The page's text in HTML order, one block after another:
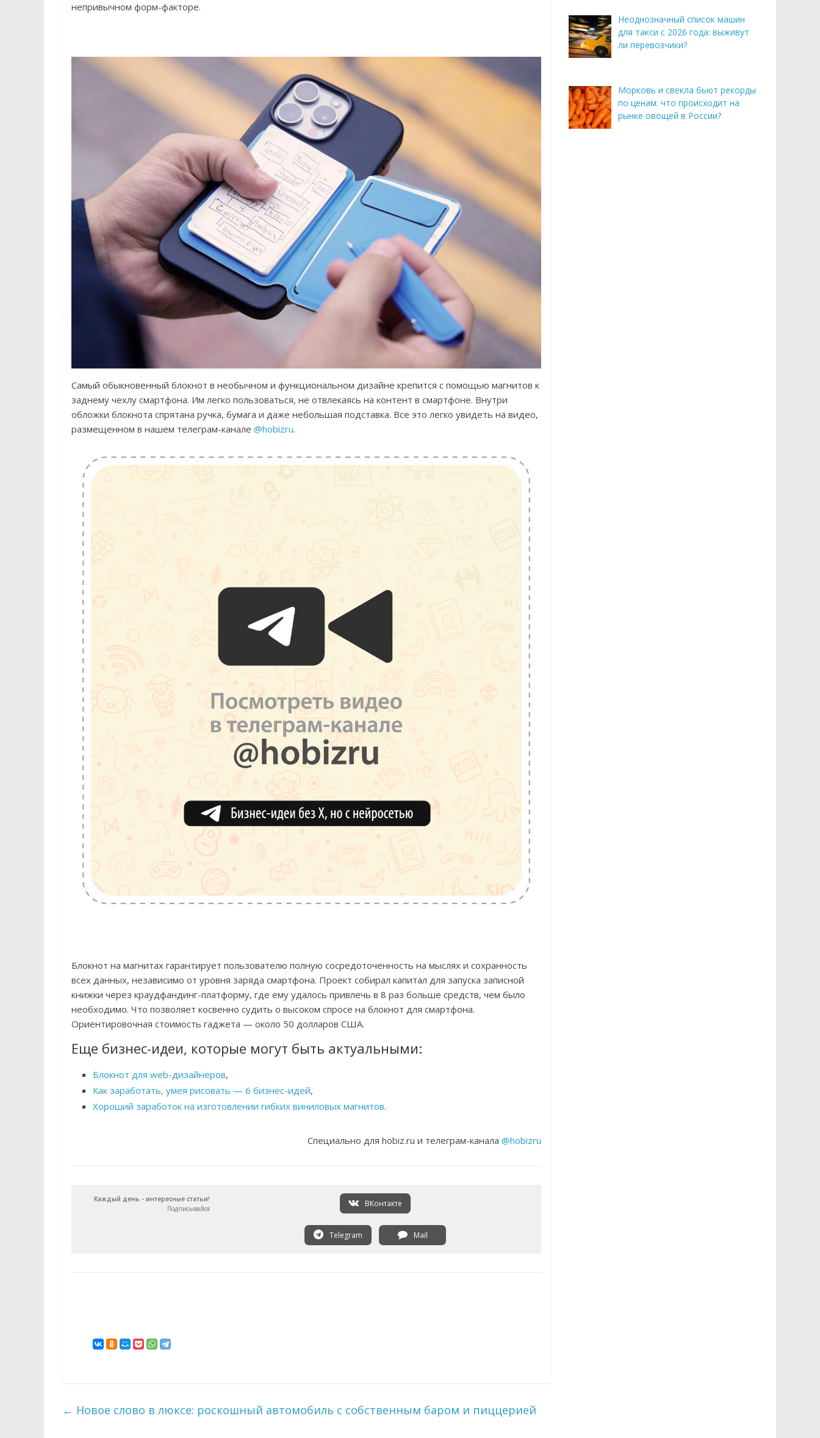
непривычном форм-факторе.
Самый обыкновенный блокнот в необычном и функциональном дизайне крепится с помощью магнитов к
заднему чехлу смартфона. Им легко пользоваться, не отвлекаясь на контент в смартфоне. Внутри
обложки блокнота спрятана ручка, бумага и даже небольшая подставка. Все это легко увидеть на видео,
размещенном в нашем телеграм-канале @hobizru.
Блокнот на магнитах гарантирует пользователю полную сосредоточенность на мыслях и сохранность
всех данных, независимо от уровня заряда смартфона. Проект собирал капитал для запуска записной
книжки через краудфандинг-платформу, где ему удалось привлечь в 8 раз больше средств, чем было
необходимо. Что позволяет косвенно судить о высоком спросе на блокнот для смартфона.
Ориентировочная стоимость гаджета — около 50 долларов США.
Еще бизнес-идеи, которые могут быть актуальными:
Блокнот для web-дизайнеров,
Как заработать, умея рисовать — 6 бизнес-идей,
Хороший заработок на изготовлении гибких виниловых магнитов.
Специально для hobiz.ru и телеграм-канала @hobizru
Каждый день - интересные статьи!
Подписывайся
ВКонтакте
Telegram Mail
← Новое слово в люксе: роскошный автомобиль с собственным баром и пиццерией
Неоднозначный список машин
для такси с 2026 года: выживут
ли перевозчики?
Морковь и свекла бьют рекорды
по ценам: что происходит на
рынке овощей в России?